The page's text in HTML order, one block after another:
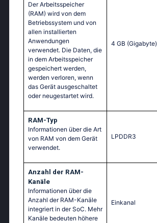
Der Arbeitsspeicher
(RAM) wird von dem
Betriebssystem und von
allen installierten
Anwendungen
verwendet. Die Daten, die
in dem Arbeitsspeicher
gespeichert werden,
werden verloren, wenn
das Gerät ausgeschaltet
oder neugestartet wird.
4 GB (Gigabyte)
RAM-Typ
Informationen über die Art
von RAM von dem Gerät
verwendet.
LPDDR3
Anzahl der RAM-
Kanäle
Informationen über die
Anzahl der RAM-Kanäle
integriert in der SoC. Mehr
Kanäle bedeuten höhere
Einkanal